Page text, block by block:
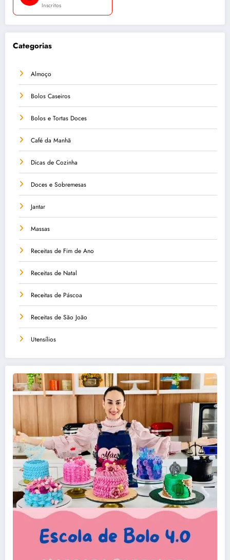
Inscritos
Categorias
Almoço
Bolos Caseiros
Bolos e Tortas Doces
Café da Manhã
Dicas de Cozinha
Doces e Sobremesas
Jantar
Massas
Receitas de Fim de Ano
Receitas de Natal
Receitas de Páscoa
Receitas de São João
Utensílios